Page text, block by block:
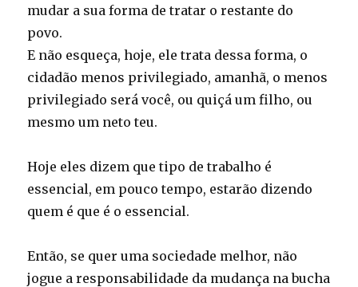
mudar a sua forma de tratar o restante do
povo.
E não esqueça, hoje, ele trata dessa forma, o
cidadão menos privilegiado, amanhã, o menos
privilegiado será você, ou quiçá um filho, ou
mesmo um neto teu.
Hoje eles dizem que tipo de trabalho é
essencial, em pouco tempo, estarão dizendo
quem é que é o essencial.
Então, se quer uma sociedade melhor, não
jogue a responsabilidade da mudança na bucha